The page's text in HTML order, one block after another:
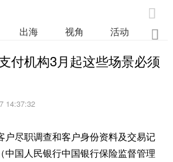

出海 视角 活动 业

付机构3月起这些场景必须
14:37:32
户尽职调查和客户身份资料及交易记
中国人民银行中国银行保险监督管理